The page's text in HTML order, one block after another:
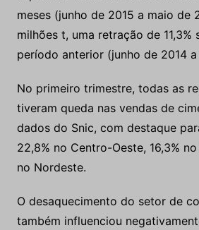
meses (junho de 2015 a maio de
milhões t, uma retração de 11,3%
período anterior (junho de 2014
No primeiro trimestre, todas as
tiveram queda nas vendas de
dados do Snic, com destaque
22,8% no Centro-Oeste, 16,3%
no Nordeste.
O desaquecimento do setor de
também influenciou